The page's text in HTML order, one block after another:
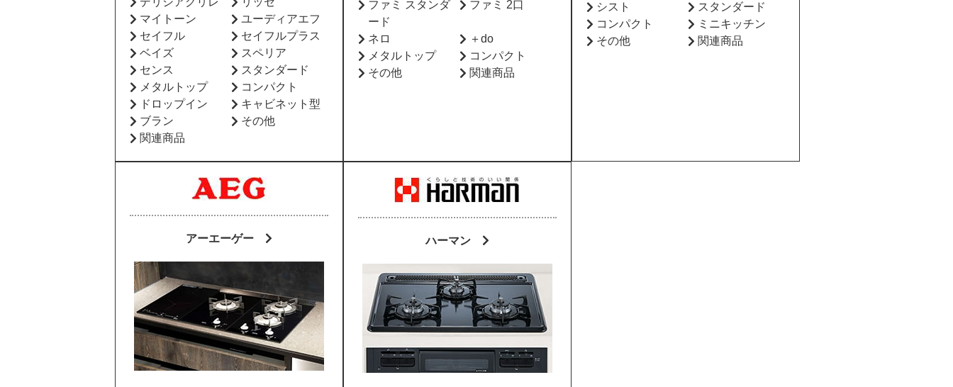
マイトーン
ユーディアエフ
セイフル
セイフルプラス
ベイズ
スペリア
センス
スタンダード
メタルトップ
コンパクト
ドロップイン
キャビネット型
ブラン
その他
関連商品
ファミ スタンダ
ード
ファミ 2口
ネロ
＋do
メタルトップ
コンパクト
その他
関連商品
シスト
スタンダード
コンパクト
ミニキッチン
その他
関連商品
アーエーゲー ハーマン